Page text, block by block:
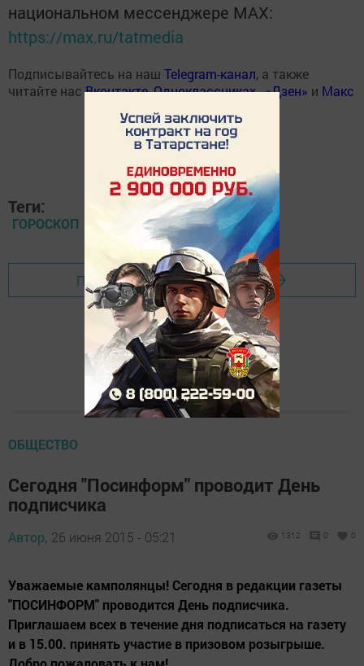
национальном мессенджере MАХ:
https://max.ru/tatmedia
Подписывайтесь на наш Telegram-канал, а также
читайте насВконтакте,Одноклассниках,«Дзен» и Макс
Теги:
ГОРОСКОП
Перейти на страницу новости
ОБЩЕСТВО
Сегодня "Посинформ" проводит День
подписчика
Автор, 26 июня 2015 - 05:21 1312 0 0
Уважаемые камполянцы! Сегодня в редакции газеты
"ПОСИНФОРМ" проводится День подписчика.
Приглашаем всех в течение дня подписаться на газету
и в 15.00. принять участие в призовом розыгрыше.